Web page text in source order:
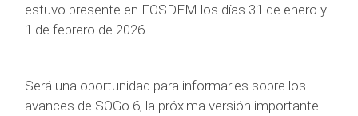
estuvo presente en FOSDEM los días 31 de enero y
1 de febrero de 2026.
Será una oportunidad para informarles sobre los
avances de SOGo 6, la próxima versión importante